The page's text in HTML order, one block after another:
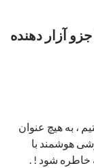
جزو آزار دهنده
، به هیچ عنوان
هوشمند با
خاطره شود ! .